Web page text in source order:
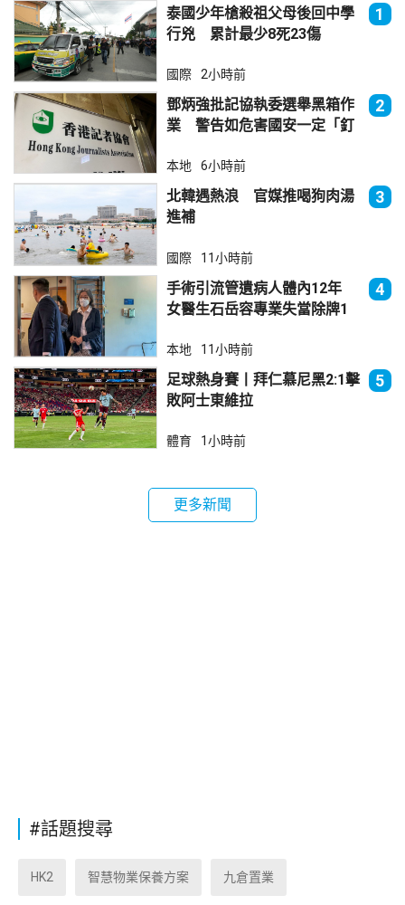
泰國少年槍殺祖父母後回中學
行兇 累計最少8死23傷
1
國際 2小時前
鄧炳強批記協執委選舉黑箱作
業 警告如危害國安一定「釘
2
本地 6小時前
北韓遇熱浪 官媒推喝狗肉湯
進補
3
國際 11小時前
手術引流管遺病人體內12年
女醫生石岳容專業失當除牌1
4
本地 11小時前
足球熱身賽丨拜仁慕尼黑2:1擊
敗阿士東維拉
5
體育 1小時前
更多新聞
#話題搜尋
HK2 智慧物業保養方案 九倉置業